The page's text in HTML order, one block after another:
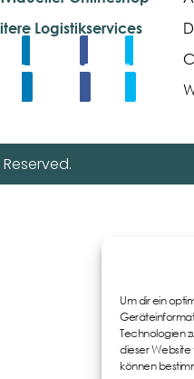
Um dir ein
Technologien
dieser Website
können
Logistikservices
Share